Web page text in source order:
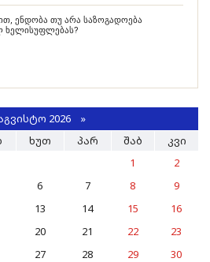
ენდობა თუ არა საზოგადოება
ხელისუფლებას?
2026 »
ᲮᲣᲗ ᲞᲐᲠ ᲨᲐᲑ
ᲙᲕᲘ
1
2
6 7 8
9
13 14 15
16
20 21 22
23
27 28 29
30